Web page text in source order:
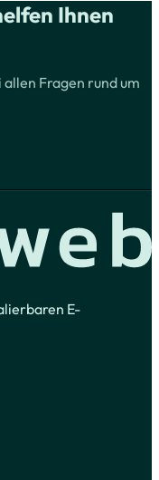
Ihnen
Fragen rund um
E-